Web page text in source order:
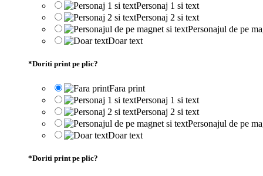
Personaj 1 si text
Personaj 2 si text
Personajul de pe
Doar text
*Doriti print pe plic?
Fara print
Personaj 1 si text
Personaj 2 si text
Personajul de pe
Doar text
*Doriti print pe plic?